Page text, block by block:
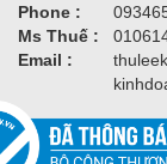
Phone :
Ms Thuế :
Email :